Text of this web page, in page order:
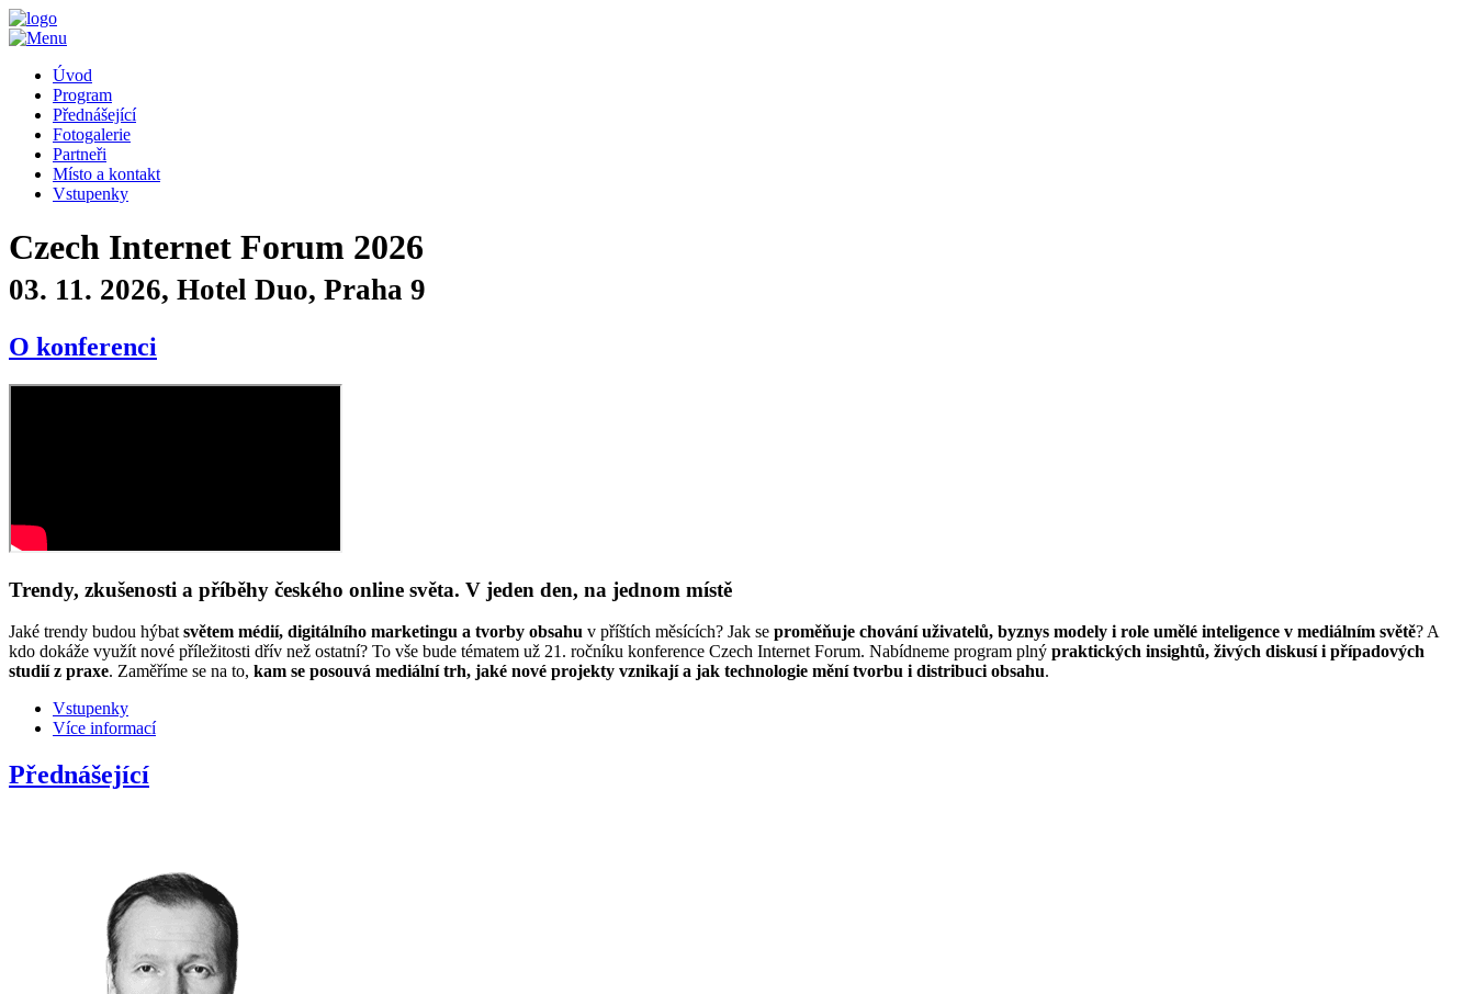
Úvod
Program
Přednášející
Fotogalerie
Partneři
Místo a kontakt
Vstupenky
Czech Internet Forum 2026
03. 11. 2026, Hotel Duo, Praha 9
O konferenci
Trendy, zkušenosti a příběhy českého online světa. V jeden den, na jednom místě
Jaké trendy budou hýbat světem médií, digitálního marketingu a tvorby obsahu v příštích měsících? Jak se proměňuje chování uživatelů, byznys modely i role umělé inteligence v mediálním světě? A
kdo dokáže využít nové příležitosti dřív než ostatní? To vše bude tématem už 21. ročníku konference Czech Internet Forum. Nabídneme program plný praktických insightů, živých diskusí i případových
studií z praxe. Zaměříme se na to, kam se posouvá mediální trh, jaké nové projekty vznikají a jak technologie mění tvorbu i distribuci obsahu.
Vstupenky
Více informací
Přednášející